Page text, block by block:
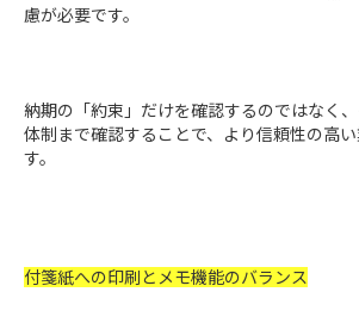
慮が必要です。
納期の「約束」だけを確認するのではなく
体制まで確認することで、より信頼性の高
す。
付箋紙への印刷とメモ機能のバランス